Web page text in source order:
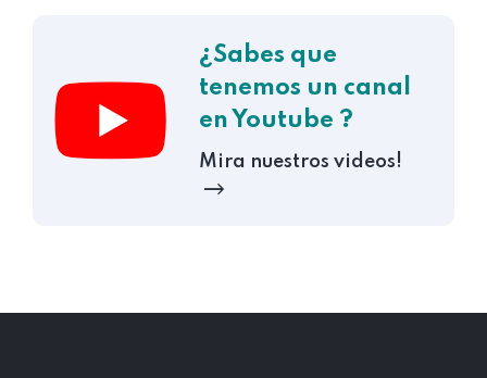
¿Sabes que
tenemos un canal
en Youtube ?
Mira nuestros videos!